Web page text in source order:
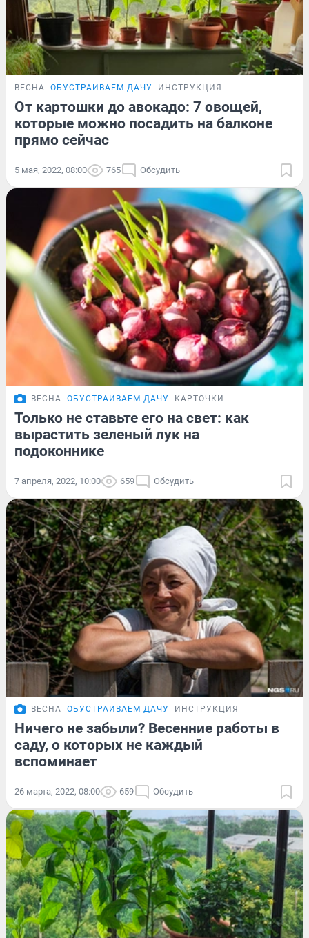
ВЕСНА ОБУСТРАИВАЕМ ДАЧУ ИНСТРУКЦИЯ
От картошки до авокадо: 7 овощей,
которые можно посадить на балконе
прямо сейчас
5 мая, 2022, 08:00 765 Обсудить
ВЕСНА ОБУСТРАИВАЕМ ДАЧУ КАРТОЧКИ
Только не ставьте его на свет: как
вырастить зеленый лук на
подоконнике
7 апреля, 2022, 10:00 659 Обсудить
ВЕСНА ОБУСТРАИВАЕМ ДАЧУ ИНСТРУКЦИЯ
Ничего не забыли? Весенние работы в
саду, о которых не каждый
вспоминает
26 марта, 2022, 08:00 659 Обсудить